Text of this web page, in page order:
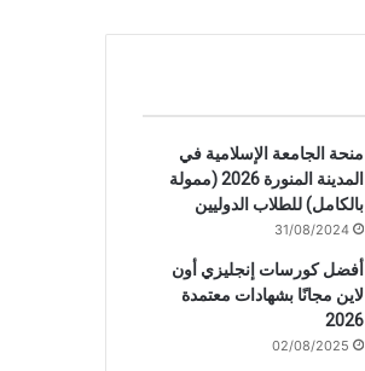
منحة الجامعة الإسلامية في
المدينة المنورة 2026 (ممولة
بالكامل) للطلاب الدوليين
31/08/2024
أفضل كورسات إنجليزي أون
لاين مجانًا بشهادات معتمدة
2026
02/08/2025